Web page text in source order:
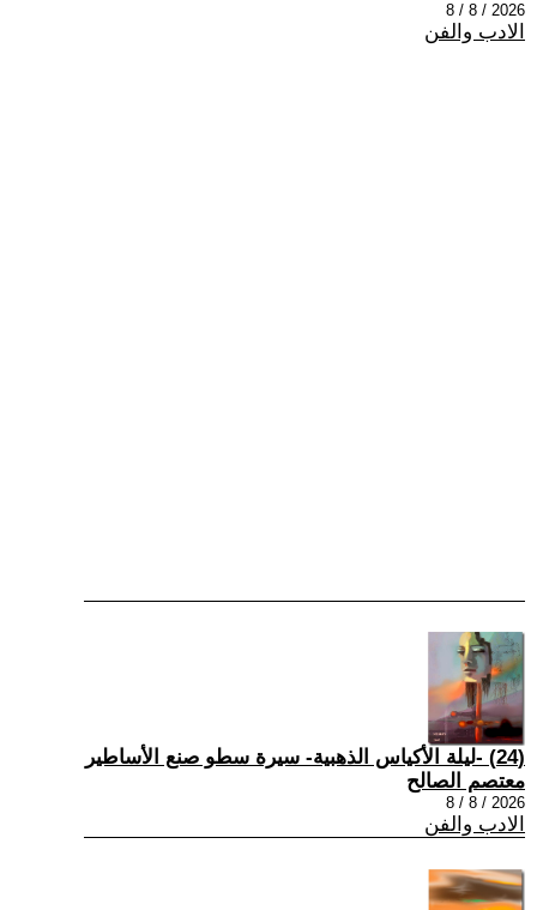
2026 / 8 / 8
الادب والفن
(24) -ليلة الأكياس الذهبية- سيرة سطو صنع الأساطير
معتصم الصالح
2026 / 8 / 8
الادب والفن